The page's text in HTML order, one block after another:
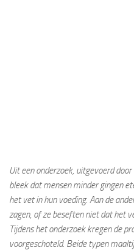
Uit een onderzoek, uitgevoerd
bleek dat mensen minder gingen
het vet in hun voeding. Aan de
zagen, of ze beseften niet dat het
Tijdens het onderzoek kregen de
voorgeschoteld. Beide typen